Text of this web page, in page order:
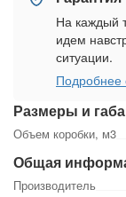
Размеры и
Объем коробки, м3
Общая
Производитель
На каждый
идем
ситуации.
Подробнее